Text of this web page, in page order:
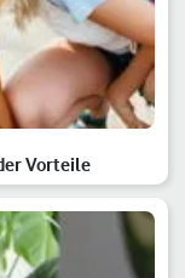
Vorteile